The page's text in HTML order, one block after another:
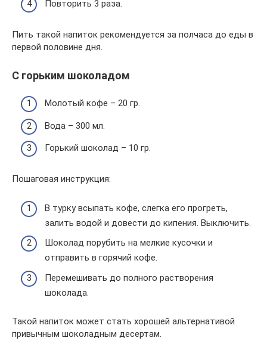
Повторить 3 раза.
Пить такой напиток рекомендуется за полчаса до еды в
первой половине дня.
С горьким шоколадом
Молотый кофе – 20 гр.
Вода – 300 мл.
Горький шоколад – 10 гр.
Пошаговая инструкция:
В турку всыпать кофе, слегка его прогреть,
залить водой и довести до кипения. Выключить.
Шоколад порубить на мелкие кусочки и
отправить в горячий кофе.
Перемешивать до полного растворения
шоколада.
Такой напиток может стать хорошей альтернативой
привычным шоколадным десертам.